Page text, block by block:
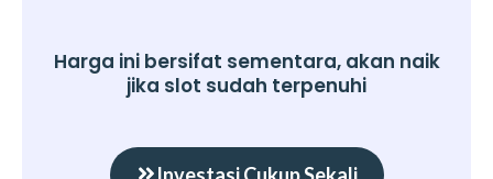
Harga ini bersifat sementara, akan naik
jika slot sudah terpenuhi